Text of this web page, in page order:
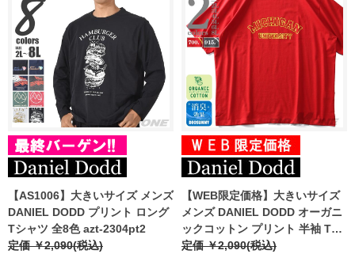
【AS1006】大きいサイズ メンズ
DANIEL DODD プリント ロング
Tシャツ 全8色 azt-2304pt2
定価 ￥2,090(税込)
【WEB限定価格】大きいサイズ
メンズ DANIEL DODD オーガニ
ックコットン プリント 半袖 Tシ
ャツ MICHIGAN azt-210219
定価 ￥2,090(税込)